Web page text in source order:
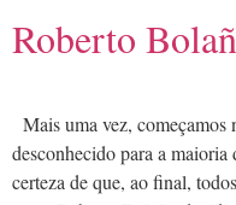
Roberto
Mais uma vez, começamos
desconhecido para a
certeza de que, ao final,